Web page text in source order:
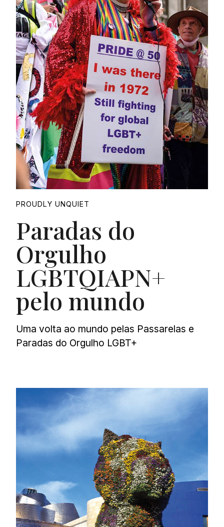
Proudly
PROUDLY UNQUIET
Paradas do
Orgulho
LGBTQIAPN+
pelo mundo
Uma volta ao mundo pelas Passarelas e
Paradas do Orgulho LGBT+